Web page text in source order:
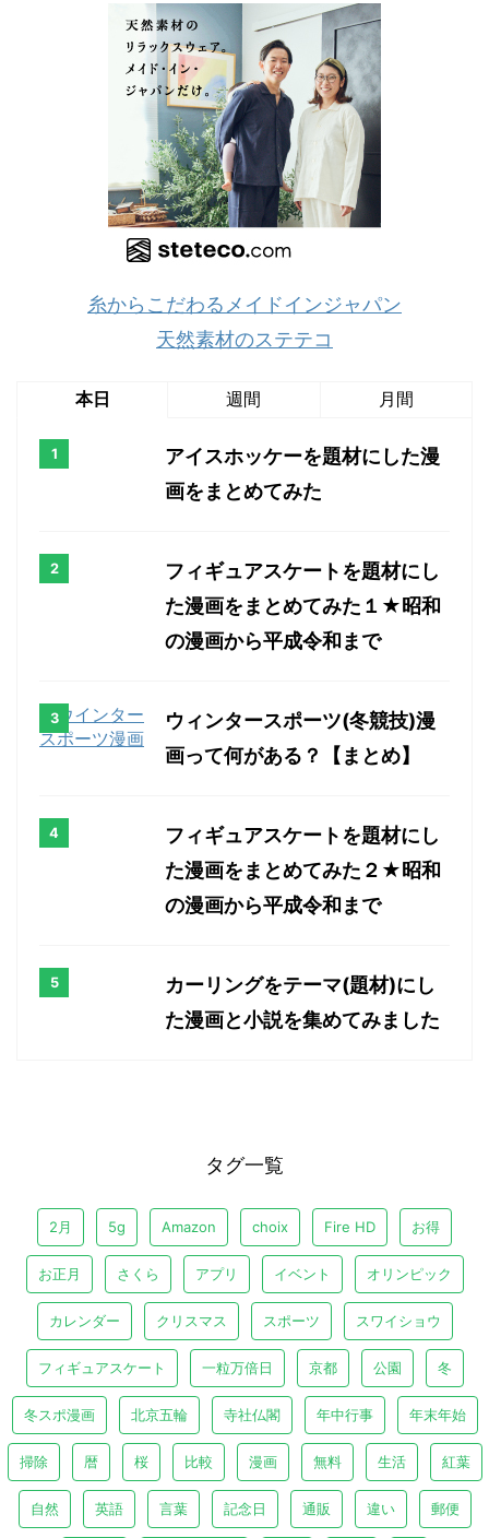
糸からこだわるメイドインジャパン
天然素材のステテコ
本日 週間 月間
アイスホッケーを題材にした漫
画をまとめてみた
フィギュアスケートを題材にし
た漫画をまとめてみた１★昭和
の漫画から平成令和まで
ウィンタースポーツ(冬競技)漫
画って何がある？【まとめ】
フィギュアスケートを題材にし
た漫画をまとめてみた２★昭和
の漫画から平成令和まで
カーリングをテーマ(題材)にし
た漫画と小説を集めてみました
タグ一覧
2月 5g Amazon choix Fire HD お得
お正月 さくら アプリ イベント オリンピック
カレンダー クリスマス スポーツ スワイショウ
フィギュアスケート 一粒万倍日 京都 公園 冬
冬スポ漫画 北京五輪 寺社仏閣 年中行事 年末年始
掃除 暦 桜 比較 漫画 無料 生活 紅葉
自然 英語 言葉 記念日 通販 違い 郵便